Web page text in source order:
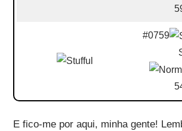
#0759
E fico-me por aqui, minha gente!